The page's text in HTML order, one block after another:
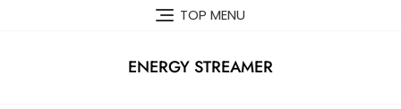
TOP MENU
ENERGY STREAMER